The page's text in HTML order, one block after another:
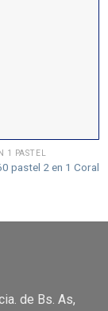
1 PASTEL
pastel 2 en 1 Coral
de Bs. As,